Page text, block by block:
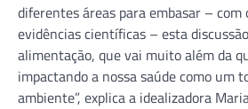
diferentes áreas para embasar –
evidências científicas – esta
alimentação, que vai muito além da
impactando a nossa saúde como um
ambiente”, explica a idealizadora